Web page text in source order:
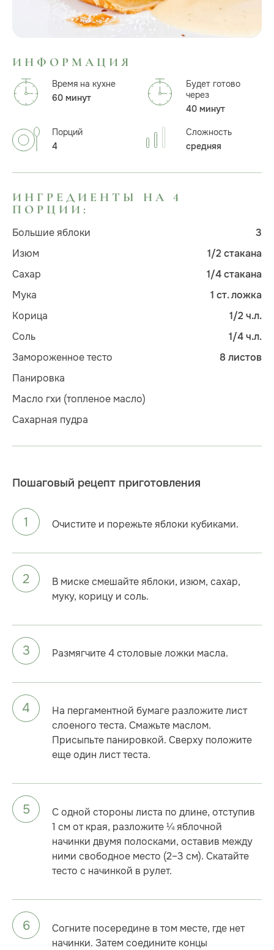
ИНФОРМАЦИЯ
Время на кухне
60 минут
Будет готово
через
40 минут
Порций
4
Сложность
средняя
ИНГРЕДИЕНТЫ НА 4
ПОРЦИИ:
Большие яблоки 3
Изюм 1/2 стакана
Сахар 1/4 стакана
Мука 1 ст. ложка
Корица 1/2 ч.л.
Соль 1/4 ч.л.
Замороженное тесто 8 листов
Панировка
Масло гхи (топленое масло)
Сахарная пудра
Пошаговый рецепт приготовления
Очистите и порежьте яблоки кубиками.
В миске смешайте яблоки, изюм, сахар,
муку, корицу и соль.
Размягчите 4 столовые ложки масла.
На пергаментной бумаге разложите лист
слоеного теста. Смажьте маслом.
Присыпьте панировкой. Сверху положите
еще один лист теста.
С одной стороны листа по длине, отступив
1 см от края, разложите ¼ яблочной
начинки двумя полосками, оставив между
ними свободное место (2–3 см). Скатайте
тесто с начинкой в рулет.
Согните посередине в том месте, где нет
начинки. Затем соедините концы